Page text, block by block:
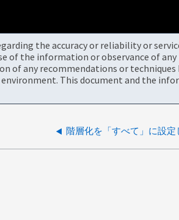
the accuracy or reliability or
of the information or observance of
any recommendations or
This document and the